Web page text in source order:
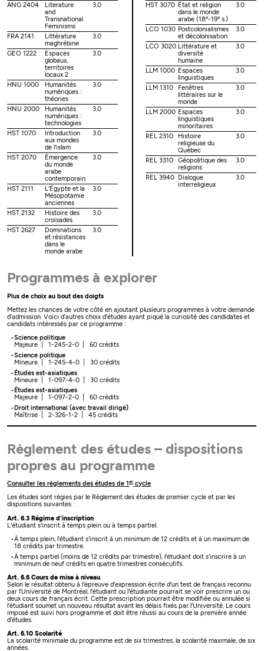
ANG 2404
Literature
and
Transnational
Feminisms
3.0
FRA 2141
Littérature
maghrébine
3.0
GEO 1222
Espaces
globaux,
territoires
locaux 2
3.0
HNU 1000
Humanités
numériques :
théories
3.0
HNU 2000
Humanités
numériques :
technologies
3.0
HST 1070
Introduction
aux mondes
de l'islam
3.0
HST 2070
Émergence
du monde
arabe
contemporain
3.0
HST 2111
L'Égypte et la
Mésopotamie
anciennes
3.0
HST 2132
Histoire des
croisades
3.0
HST 2627
Dominations
et résistances
dans le
monde arabe
3.0
HST 3070 État et religion
dans le monde
arabe (18e-19es.)
3.0
LCO 1030 Postcolonialismes
et décolonisation
3.0
LCO 3020 Littérature et
diversité
humaine
3.0
LLM 1000 Espaces
linguistiques
3.0
LLM 1310
Fenêtres
littéraires sur le
monde
3.0
LLM 2000 Espaces
linguistiques
minoritaires
3.0
REL 2310
Histoire
religieuse du
Québec
3.0
REL 3310
Géopolitique des
religions
3.0
REL 3940 Dialogue
interreligieux
3.0
Programmes à explorer
Plus de choix au bout des doigts
Mettez les chances de votre côté en ajoutant plusieurs programmes à votre demande
d’admission. Voici d’autres choix d’études ayant piqué la curiosité des candidates et
candidats intéressés par ce programme :
Science politique
Majeure | 1-245-2-0 | 60 crédits
Science politique
Mineure | 1-245-4-0 | 30 crédits
Études est-asiatiques
Mineure | 1-097-4-0 | 30 crédits
Études est-asiatiques
Majeure | 1-097-2-0 | 60 crédits
Droit international (avec travail dirigé)
Maîtrise | 2-326-1-2 | 45 crédits
Règlement des études – dispositions
propres au programme
Consulter les règlements des études de 1ercycle
Les études sont régies par le Règlement des études de premier cycle et par les
dispositions suivantes :
Art. 6.3 Régime d'inscription
L'étudiant s'inscrit à temps plein ou à temps partiel.
À temps plein, l'étudiant s'inscrit à un minimum de 12 crédits et à un maximum de
18 crédits par trimestre.
À temps partiel (moins de 12 crédits par trimestre), l'étudiant doit s'inscrire à un
minimum de neuf crédits en quatre trimestres consécutifs.
Art. 6.6 Cours de mise à niveau
Selon le résultat obtenu à l'épreuve d'expression écrite d'un test de français reconnu
par l'Université de Montréal, l'étudiant ou l'étudiante pourrait se voir prescrire un ou
deux cours de français écrit. Cette prescription pourrait être modifiée ou annulée si
l'étudiant soumet un nouveau résultat avant les délais fixés par l'Université. Le cours
imposé est suivi hors programme et doit être réussi au cours de la première année
d'études.
Art. 6.10 Scolarité
La scolarité minimale du programme est de six trimestres, la scolarité maximale, de six
années.